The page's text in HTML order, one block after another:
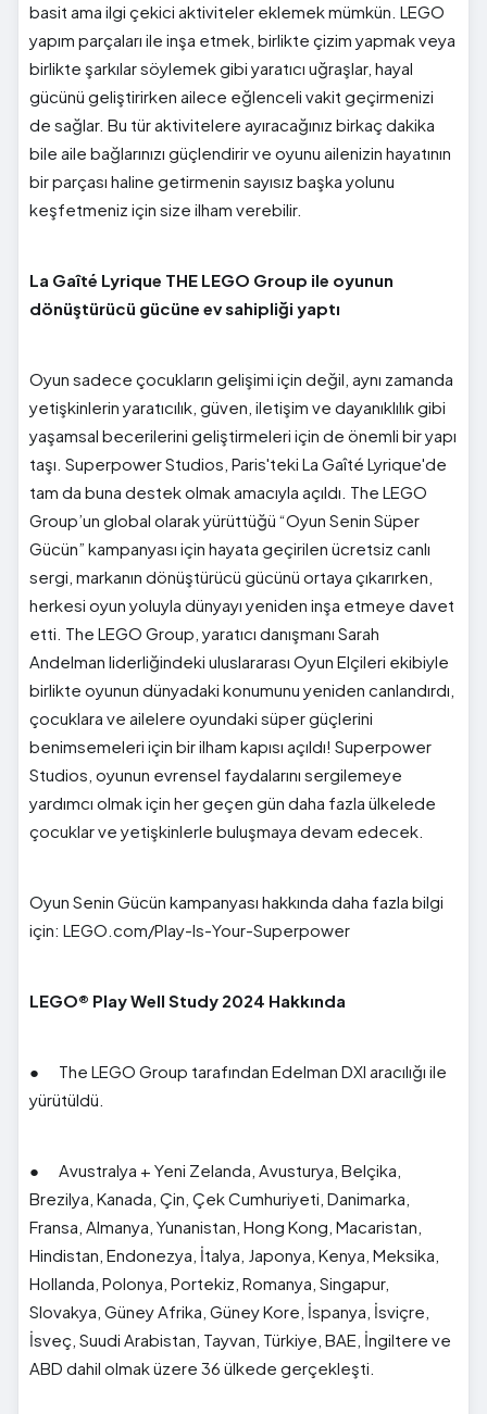
basit ama ilgi çekici aktiviteler eklemek mümkün. LEGO
yapım parçaları ile inşa etmek, birlikte çizim yapmak veya
birlikte şarkılar söylemek gibi yaratıcı uğraşlar, hayal
gücünü geliştirirken ailece eğlenceli vakit geçirmenizi
de sağlar. Bu tür aktivitelere ayıracağınız birkaç dakika
bile aile bağlarınızı güçlendirir ve oyunu ailenizin hayatının
bir parçası haline getirmenin sayısız başka yolunu
keşfetmeniz için size ilham verebilir.
La Gaîté Lyrique THE LEGO Group ile oyunun
dönüştürücü gücüne ev sahipliği yaptı
Oyun sadece çocukların gelişimi için değil, aynı zamanda
yetişkinlerin yaratıcılık, güven, iletişim ve dayanıklılık gibi
yaşamsal becerilerini geliştirmeleri için de önemli bir yapı
taşı. Superpower Studios, Paris'teki La Gaîté Lyrique'de
tam da buna destek olmak amacıyla açıldı. The LEGO
Group’un global olarak yürüttüğü “Oyun Senin Süper
Gücün” kampanyası için hayata geçirilen ücretsiz canlı
sergi, markanın dönüştürücü gücünü ortaya çıkarırken,
herkesi oyun yoluyla dünyayı yeniden inşa etmeye davet
etti. The LEGO Group, yaratıcı danışmanı Sarah
Andelman liderliğindeki uluslararası Oyun Elçileri ekibiyle
birlikte oyunun dünyadaki konumunu yeniden canlandırdı,
çocuklara ve ailelere oyundaki süper güçlerini
benimsemeleri için bir ilham kapısı açıldı! Superpower
Studios, oyunun evrensel faydalarını sergilemeye
yardımcı olmak için her geçen gün daha fazla ülkelede
çocuklar ve yetişkinlerle buluşmaya devam edecek.
Oyun Senin Gücün kampanyası hakkında daha fazla bilgi
için: LEGO.com/Play-Is-Your-Superpower
LEGO® Play Well Study 2024 Hakkında
● The LEGO Group tarafından Edelman DXI aracılığı ile
yürütüldü.
● Avustralya + Yeni Zelanda, Avusturya, Belçika,
Brezilya, Kanada, Çin, Çek Cumhuriyeti, Danimarka,
Fransa, Almanya, Yunanistan, Hong Kong, Macaristan,
Hindistan, Endonezya, İtalya, Japonya, Kenya, Meksika,
Hollanda, Polonya, Portekiz, Romanya, Singapur,
Slovakya, Güney Afrika, Güney Kore, İspanya, İsviçre,
İsveç, Suudi Arabistan, Tayvan, Türkiye, BAE, İngiltere ve
ABD dahil olmak üzere 36 ülkede gerçekleşti.